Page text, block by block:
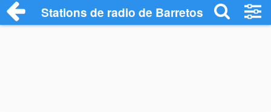
Stations de radio de Barretos